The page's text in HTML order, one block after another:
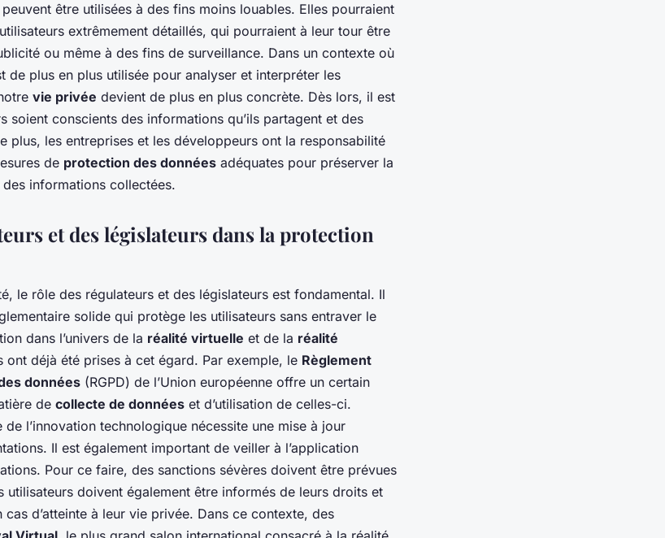
être utilisées à des fins moins louables. Elles pourraient
extrêmement détaillés, qui pourraient à leur tour être
ou même à des fins de surveillance. Dans un contexte où
de plus en plus utilisée pour analyser et interpréter les
vie privée devient de plus en plus concrète. Dès lors, il est
soient conscients des informations qu’ils partagent et des
plus, les entreprises et les développeurs ont la responsabilité
de protection des données adéquates pour préserver la
informations collectées.
et des législateurs dans la protection
le rôle des régulateurs et des législateurs est fondamental. Il
solide qui protège les utilisateurs sans entraver le
dans l’univers de la réalité virtuelle et de la réalité
ont déjà été prises à cet égard. Par exemple, le Règlement
données (RGPD) de l’Union européenne offre un certain
de collecte de données et d’utilisation de celles-ci.
l’innovation technologique nécessite une mise à jour
Il est également important de veiller à l’application
Pour ce faire, des sanctions sévères doivent être prévues
utilisateurs doivent également être informés de leurs droits et
d’atteinte à leur vie privée. Dans ce contexte, des